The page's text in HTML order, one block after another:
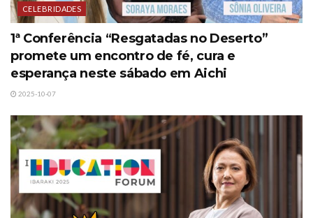
CELEBRIDADES
1ª Conferência “Resgatadas no Deserto”
promete um encontro de fé, cura e
esperança neste sábado em Aichi
2025-10-07